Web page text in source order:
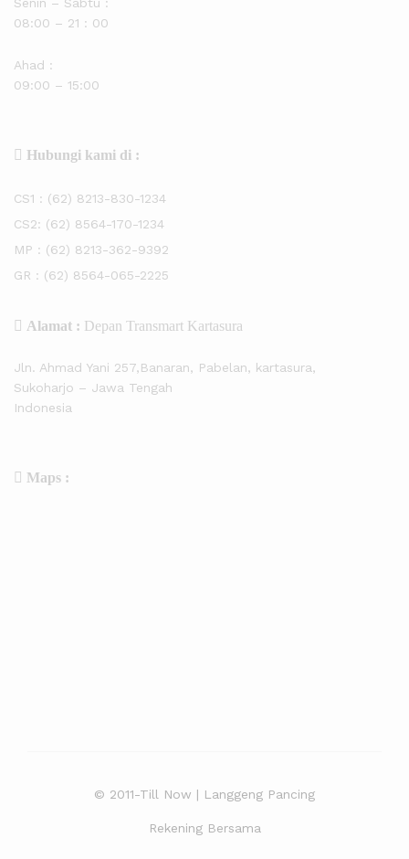
08:00 – 21 : 00
Ahad :
09:00 – 15:00
Hubungi kami di :
CS1 : (62) 8213-830-1234
CS2: (62) 8564-170-1234
MP : (62) 8213-362-9392
GR : (62) 8564-065-2225
Alamat : Depan Transmart Kartasura
Jln. Ahmad Yani 257,Banaran, Pabelan, kartasura,
Sukoharjo – Jawa Tengah
Indonesia
Maps :
© 2011-Till Now | Langgeng Pancing
Rekening Bersama